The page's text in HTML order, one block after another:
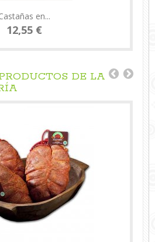
en...
12,55 €
DE LA